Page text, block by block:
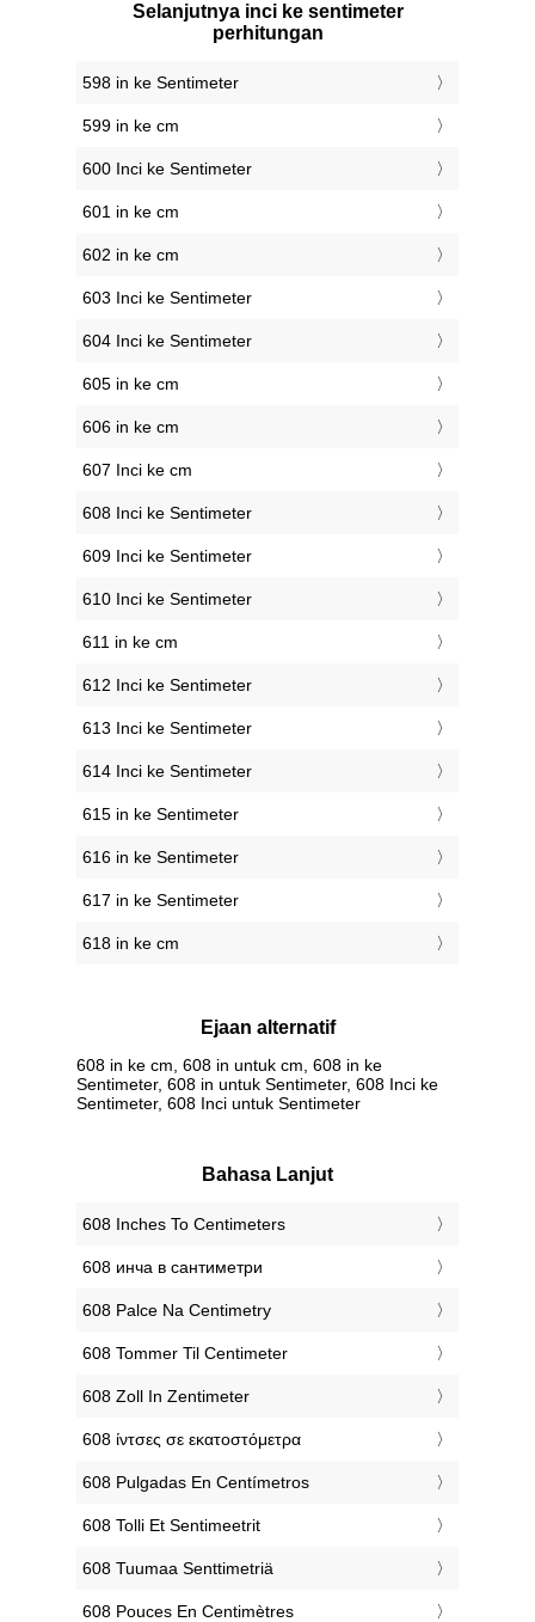
Selanjutnya inci ke sentimeter
perhitungan
598 in ke Sentimeter
599 in ke cm
600 Inci ke Sentimeter
601 in ke cm
602 in ke cm
603 Inci ke Sentimeter
604 Inci ke Sentimeter
605 in ke cm
606 in ke cm
607 Inci ke cm
608 Inci ke Sentimeter
609 Inci ke Sentimeter
610 Inci ke Sentimeter
611 in ke cm
612 Inci ke Sentimeter
613 Inci ke Sentimeter
614 Inci ke Sentimeter
615 in ke Sentimeter
616 in ke Sentimeter
617 in ke Sentimeter
618 in ke cm
Ejaan alternatif
608 in ke cm, 608 in untuk cm, 608 in ke
Sentimeter, 608 in untuk Sentimeter, 608 Inci ke
Sentimeter, 608 Inci untuk Sentimeter
Bahasa Lanjut
‎608 Inches To Centimeters
‎608 инча в сантиметри
‎608 Palce Na Centimetry
‎608 Tommer Til Centimeter
‎608 Zoll In Zentimeter
‎608 ίντσες σε εκατοστόμετρα
‎608 Pulgadas En Centímetros
‎608 Tolli Et Sentimeetrit
‎608 Tuumaa Senttimetriä
‎608 Pouces En Centimètres